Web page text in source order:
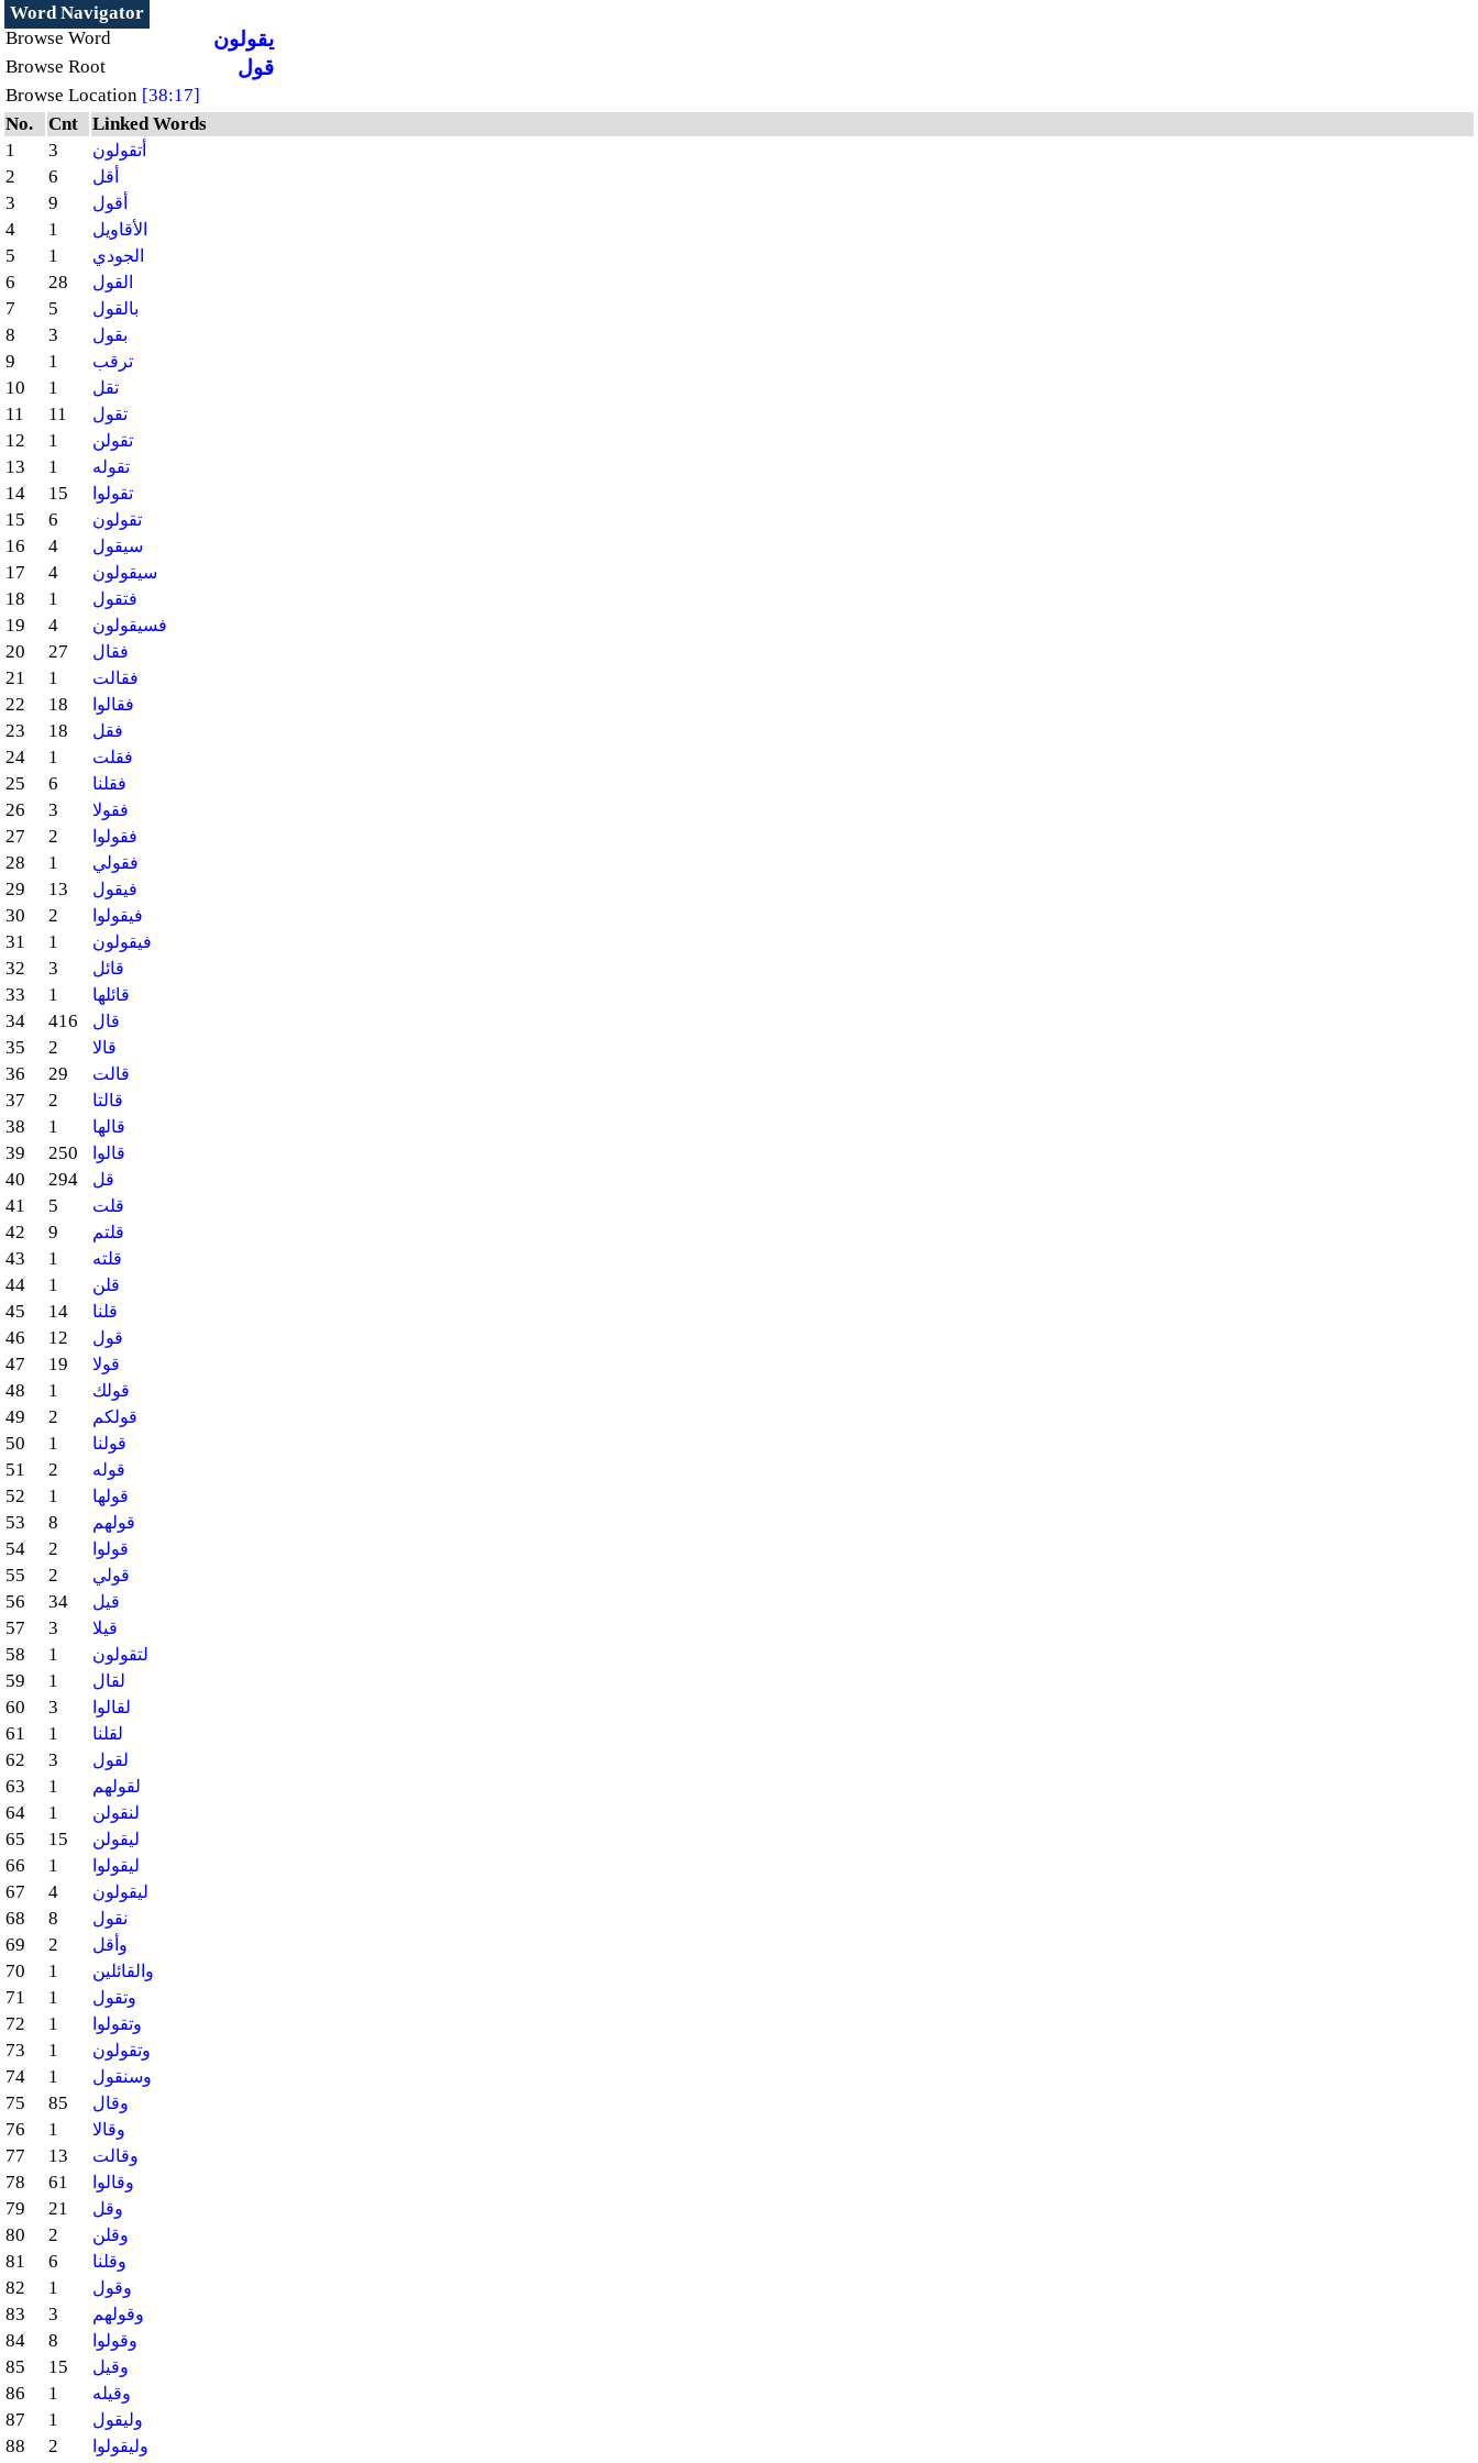
Word Navigator
Browse Word
يقولون
Browse Root قول
Browse Location [38:17]
No.
Cnt
Linked Words
1
3 أتقولون
2 6 أقل
3 9 أقول
4 1 الأقاويل
5 1 الجودي
6 28 القول
7 5 بالقول
8 3 بقول
9 1 ترقب
10 1 تقل
11 11 تقول
12 1 تقولن
13 1 تقوله
14 15 تقولوا
15 6 تقولون
16 4 سيقول
17 4 سيقولون
18 1 فتقول
19 4 فسيقولون
20 27 فقال
21 1 فقالت
22 18 فقالوا
23 18 فقل
24 1 فقلت
25 6 فقلنا
26 3 فقولا
27 2 فقولوا
28 1 فقولي
29 13 فيقول
30 2 فيقولوا
31 1 فيقولون
32 3 قائل
33 1 قائلها
34 416 قال
35 2 قالا
36 29 قالت
37 2 قالتا
38 1 قالها
39 250 قالوا
40 294 قل
41 5 قلت
42 9 قلتم
43 1 قلته
44 1 قلن
45 14 قلنا
46 12 قول
47 19 قولا
48 1 قولك
49 2 قولكم
50 1 قولنا
51 2 قوله
52 1 قولها
53 8 قولهم
54 2 قولوا
55 2 قولي
56 34 قيل
57 3 قيلا
58 1 لتقولون
59 1 لقال
60 3 لقالوا
61 1 لقلنا
62 3 لقول
63 1 لقولهم
64 1 لنقولن
65 15 ليقولن
66 1 ليقولوا
67 4 ليقولون
68 8 نقول
69 2 وأقل
70 1 والقائلين
71 1 وتقول
72 1 وتقولوا
73 1 وتقولون
74 1 وسنقول
75 85 وقال
76 1 وقالا
77 13 وقالت
78 61 وقالوا
79 21 وقل
80 2 وقلن
81 6 وقلنا
82 1 وقول
83 3 وقولهم
84 8 وقولوا
85 15 وقيل
86 1 وقيله
87 1 وليقول
88 2 وليقولوا